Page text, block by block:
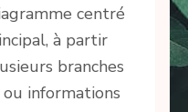
centré
à partir
branches
informations